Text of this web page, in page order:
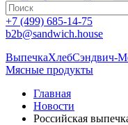
+7 (499) 685-14-75
b2b@sandwich.house
ВыпечкаХлебСэндвич-
Мясные продукты
Главная
Новости
Российская